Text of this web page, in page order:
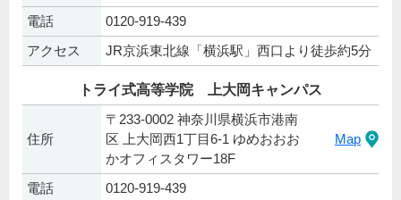
電話
0120-919-439
アクセス
JR京浜東北線「横浜駅」西口より徒歩約5分
トライ式高等学院 上大岡キャンパス
住所
〒233-0002 神奈川県横浜市港南
区 上大岡西1丁目6-1 ゆめおおお
かオフィスタワー18F
Map
電話 0120-919-439